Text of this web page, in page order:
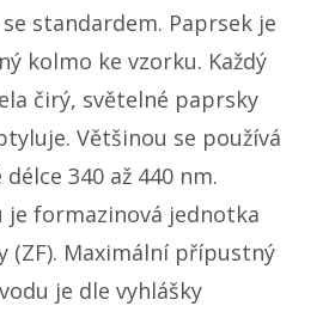
standardem. Paprsek je
kolmo ke vzorku. Každý
čirý, světelné paprsky
Většinou se používá
340 až 440 nm.
je formazinová jednotka
(ZF). Maximální přípustný
je dle vyhlášky